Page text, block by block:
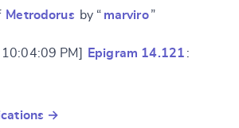
Metrodorus by “ marviro ”
PM] Epigram 14.121 :
→